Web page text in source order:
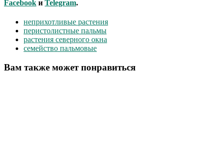
Facebook и Telegram.
неприхотливые растения
перистолистные пальмы
растения северного окна
семейство пальмовые
Вам также может понравиться